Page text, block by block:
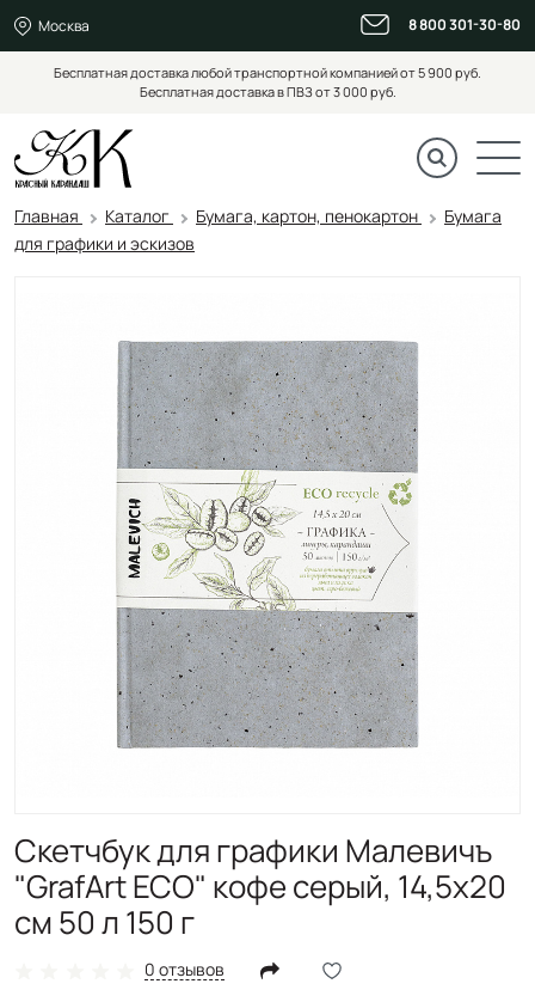
Москва 8 800 301-30-80
Бесплатная доставка любой транспортной компанией от 5 900 руб.
Бесплатная доставка в ПВЗ от 3 000 руб.
Главная Каталог Бумага, картон, пенокартон
Бумага
для графики и эскизов
Скетчбук для графики Малевичъ
"GrafArt ECO" кофе серый, 14,5x20
см 50 л 150 г
0 отзывов